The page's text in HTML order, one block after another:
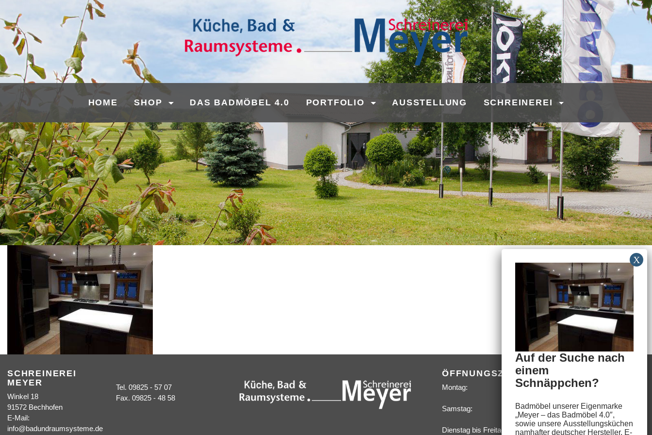
HOME SHOP DAS BADMÖBEL 4.0 PORTFOLIO AUSSTELLUNG SCHREINEREI
SCHREINEREI
MEYER
Winkel 18
91572 Bechhofen
E-Mail:
info@badundraumsysteme.de
Tel. 09825 - 57 07
Fax. 09825 - 48 58
ÖFFNUNGSZEITEN
Montag:
Samstag:
09:00 –
14:00 Uhr
Dienstag bis Freitag, sowie feste Termine nach­
Auf der Suche nach
einem
Schnäppchen?
Badmöbel unserer Eigenmarke
„Meyer – das Badmöbel 4.0″,
sowie unsere Ausstellungsküchen
namhafter deutscher Hersteller, E-